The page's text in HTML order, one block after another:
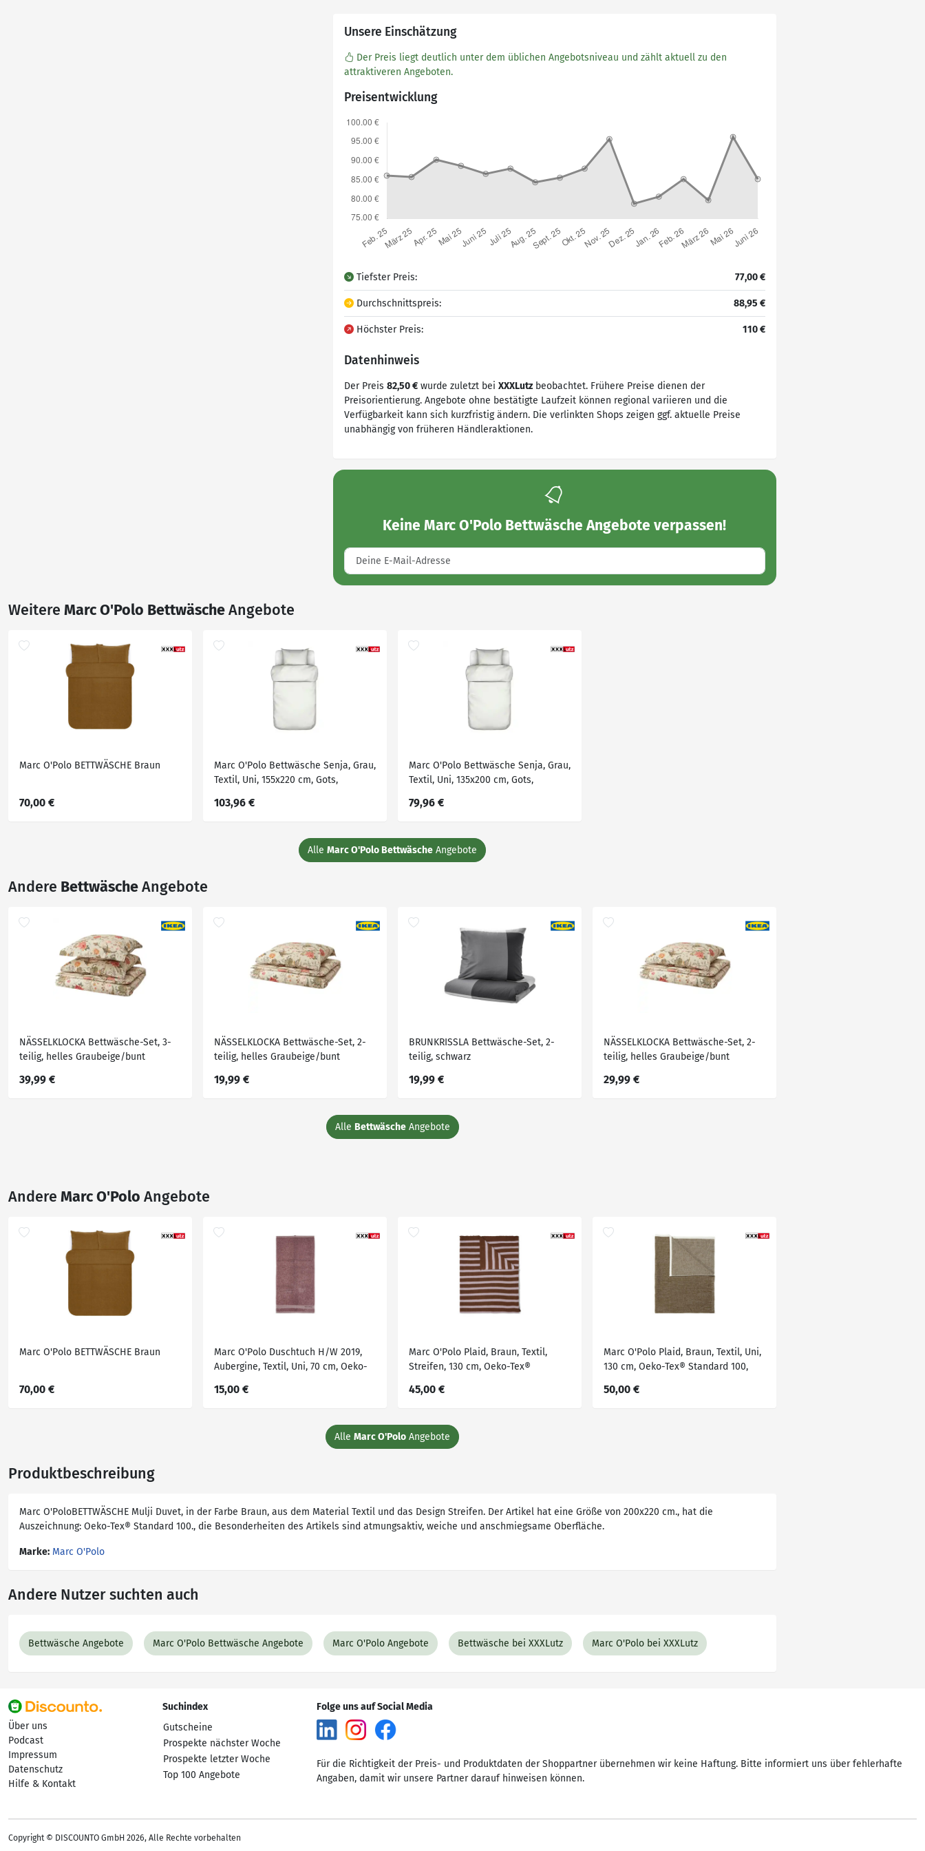
Unsere Einschätzung
Der Preis liegt deutlich unter dem üblichen Angebotsniveau und zählt aktuell zu den
attraktiveren Angeboten.
Preisentwicklung
Tiefster Preis: 77,00 €
Durchschnittspreis: 88,95 €
Höchster Preis: 110 €
Datenhinweis
Der Preis 82,50 €wurde zuletzt bei XXXLutzbeobachtet. Frühere Preise dienen der
Preisorientierung. Angebote ohne bestätigte Laufzeit können regional variieren und die
Verfügbarkeit kann sich kurzfristig ändern. Die verlinkten Shops zeigen ggf. aktuelle Preise
unabhängig von früheren Händleraktionen.
KeineMarc O'Polo Bettwäsche Angebote verpassen!
Weitere Marc O'Polo BettwäscheAngebote
Marc O'Polo BETTWÄSCHE Braun
70,00 €
Marc O'Polo Bettwäsche Senja, Grau,
Textil, Uni, 155x220 cm, Gots,
Bettwäsche, Renforcé-Bettwäsche
103,96 €
Marc O'Polo Bettwäsche Senja, Grau,
Textil, Uni, 135x200 cm, Gots,
Bettwäsche, Renforcé-Bettwäsche
79,96 €
Alle Marc O'Polo Bettwäsche Angebote
Andere BettwäscheAngebote
NÄSSELKLOCKA Bettwäsche-Set, 3-
teilig, helles Graubeige/bunt
39,99 €
NÄSSELKLOCKA Bettwäsche-Set, 2-
teilig, helles Graubeige/bunt
19,99 €
BRUNKRISSLA Bettwäsche-Set, 2-
teilig, schwarz
19,99 €
NÄSSELKLOCKA Bettwäsche-Set, 2-
teilig, helles Graubeige/bunt
29,99 €
Alle BettwäscheAngebote
Andere Marc O'Polo Angebote
Marc O'Polo BETTWÄSCHE Braun
70,00 €
Marc O'Polo Duschtuch H/W 2019,
Aubergine, Textil, Uni, 70 cm, Oeko-
Aufhängeschlaufe, angenehm weich,
Bade- & Duschhandtücher
15,00 €
Marc O'Polo Plaid, Braun, Textil,
Streifen, 130 cm, Oeko-Tex®
Wohntextilien, Decken, Plaids
45,00 €
Marc O'Polo Plaid, Braun, Textil, Uni,
130 cm, Oeko-Tex® Standard 100,
Tagesdecken
50,00 €
Alle Marc O'Polo Angebote
Produktbeschreibung
Marc O'PoloBETTWÄSCHE Mulji Duvet, in der Farbe Braun, aus dem Material Textil und das Design Streifen. Der Artikel hat eine Größe von 200x220 cm., hat die
Auszeichnung: Oeko-Tex® Standard 100., die Besonderheiten des Artikels sind atmungsaktiv, weiche und anschmiegsame Oberfläche.
Marke: Marc O'Polo
Andere Nutzer suchten auch
Bettwäsche Angebote Marc O'Polo Bettwäsche Angebote Marc O'Polo Angebote Bettwäsche bei XXXLutz Marc O'Polo bei XXXLutz
Über uns
Podcast
Impressum
Datenschutz
Hilfe & Kontakt
Suchindex
Gutscheine
Prospekte nächster Woche
Prospekte letzter Woche
Top 100 Angebote
Folge uns auf Social Media
Für die Richtigkeit der Preis- und Produktdaten der Shoppartner übernehmen wir keine Haftung. Bitte informiert uns über fehlerhafte
Angaben, damit wir unsere Partner darauf hinweisen können.
Copyright © DISCOUNTO GmbH 2026, Alle Rechte vorbehalten